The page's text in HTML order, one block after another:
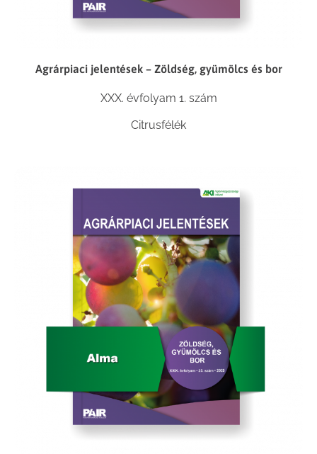
Agrárpiaci jelentések – Zöldség, gyümölcs és bor
XXX. évfolyam 1. szám
Citrusfélék